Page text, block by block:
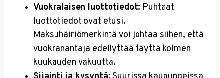
Vuokralaisen luottotiedot: Puhtaat
luottotiedot ovat etusi.
Maksuhäiriömerkintä voi johtaa siihen, että
vuokranantaja edellyttää täyttä kolmen
kuukauden vakuutta.